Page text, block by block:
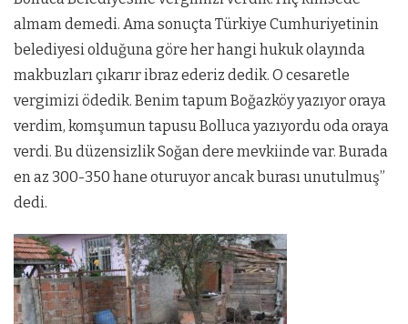
almam demedi. Ama sonuçta Türkiye Cumhuriyetinin
belediyesi olduğuna göre her hangi hukuk olayında
makbuzları çıkarır ibraz ederiz dedik. O cesaretle
vergimizi ödedik. Benim tapum Boğazköy yazıyor oraya
verdim, komşumun tapusu Bolluca yazıyordu oda oraya
verdi. Bu düzensizlik Soğan dere mevkiinde var. Burada
en az 300-350 hane oturuyor ancak burası unutulmuş”
dedi.